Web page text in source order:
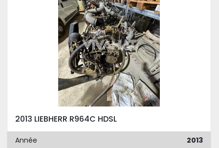
2013 LIEBHERR R964C HDSL
Année
2013